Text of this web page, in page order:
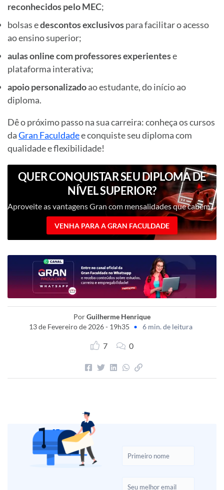
reconhecidos pelo MEC;
bolsas edescontos exclusivospara facilitar o acesso
ao ensino superior;
aulas online com professores experientese
plataforma interativa;
apoio personalizadoao estudante, do início ao
diploma.
Dê o próximo passo na sua carreira: conheça os cursos
daGran Faculdadee conquiste seu diploma com
qualidade e flexibilidade!
QUER CONQUISTAR SEU DIPLOMA DE
NÍVEL SUPERIOR?
Aproveite as vantagens Gran com mensalidades que cabem no seu bolso!
VENHA PARA A GRAN FACULDADE
PorGuilherme Henrique
13 de Fevereiro de 2026 - 19h35 • 6 min. de leitura
7 0